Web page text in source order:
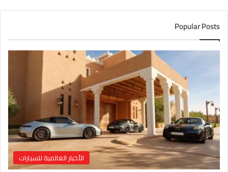
د
ا
ل
إ
و
ن
ي
Popular Posts
الأخبار العالمية للسيارات